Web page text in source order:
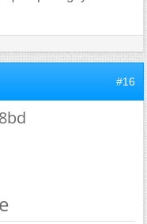
#16